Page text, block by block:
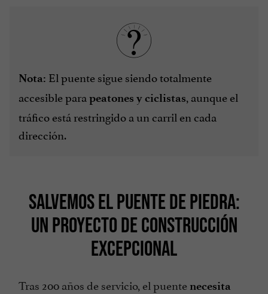
Nota: El puente sigue siendo totalmente
accesible para peatones y ciclistas, aunque el
tráfico está restringido a un carril en cada
dirección.
SALVEMOS EL PUENTE DE PIEDRA:
UN PROYECTO DE CONSTRUCCIÓN
EXCEPCIONAL
Tras 200 años de servicio, el puente necesita